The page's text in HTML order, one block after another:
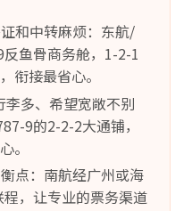
和中转麻烦：东航/
鱼骨商务舱，1-2-1
衔接最省心。
多、希望宽敞不别
9的2-2-2大通铺，
。
点：南航经广州或海
，让专业的票务渠道